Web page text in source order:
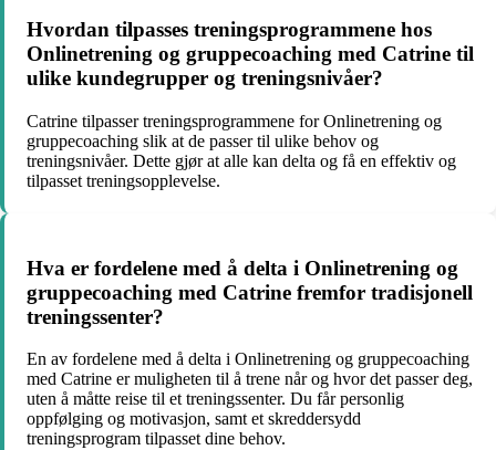
Hvordan tilpasses treningsprogrammene hos
Onlinetrening og gruppecoaching med Catrine til
ulike kundegrupper og treningsnivåer?
Catrine tilpasser treningsprogrammene for Onlinetrening og
gruppecoaching slik at de passer til ulike behov og
treningsnivåer. Dette gjør at alle kan delta og få en effektiv og
tilpasset treningsopplevelse.
Hva er fordelene med å delta i Onlinetrening og
gruppecoaching med Catrine fremfor tradisjonell
treningssenter?
En av fordelene med å delta i Onlinetrening og gruppecoaching
med Catrine er muligheten til å trene når og hvor det passer deg,
uten å måtte reise til et treningssenter. Du får personlig
oppfølging og motivasjon, samt et skreddersydd
treningsprogram tilpasset dine behov.